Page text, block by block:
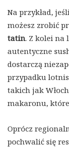
Na przykład,
możesz zrobić
tatin. Z kolei na
autentyczne
dostarczą
przypadku
takich jak
makaronu,
Oprócz
pochwalić się